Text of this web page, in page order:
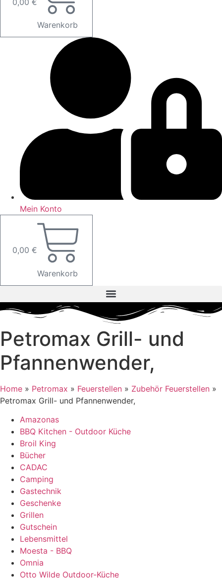
Warenkorb
Mein Konto
0,00 €
Warenkorb
Petromax Grill- und
Pfannenwender,
Home » Petromax » Feuerstellen » Zubehör Feuerstellen »
Petromax Grill- und Pfannenwender,
Amazonas
BBQ Kitchen - Outdoor Küche
Broil King
Bücher
CADAC
Camping
Gastechnik
Geschenke
Grillen
Gutschein
Lebensmittel
Moesta - BBQ
Omnia
Otto Wilde Outdoor-Küche